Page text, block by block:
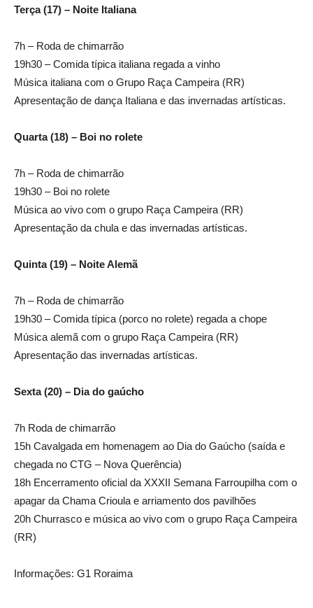
Terça (17) – Noite Italiana
7h – Roda de chimarrão
19h30 – Comida típica italiana regada a vinho
Música italiana com o Grupo Raça Campeira (RR)
Apresentação de dança Italiana e das invernadas artísticas.
Quarta (18) – Boi no rolete
7h – Roda de chimarrão
19h30 – Boi no rolete
Música ao vivo com o grupo Raça Campeira (RR)
Apresentação da chula e das invernadas artísticas.
Quinta (19) – Noite Alemã
7h – Roda de chimarrão
19h30 – Comida típica (porco no rolete) regada a chope
Música alemã com o grupo Raça Campeira (RR)
Apresentação das invernadas artísticas.
Sexta (20) – Dia do gaúcho
7h Roda de chimarrão
15h Cavalgada em homenagem ao Dia do Gaúcho (saída e
chegada no CTG – Nova Querência)
18h Encerramento oficial da XXXII Semana Farroupilha com o
apagar da Chama Crioula e arriamento dos pavilhões
20h Churrasco e música ao vivo com o grupo Raça Campeira
(RR)
Informações: G1 Roraima